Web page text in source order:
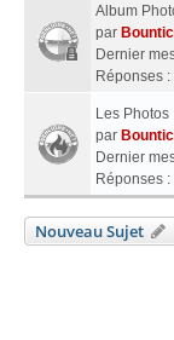
Album
par
Dernier
Réponses :
Les Photos
par
Dernier
Réponses :
Nouveau Sujet